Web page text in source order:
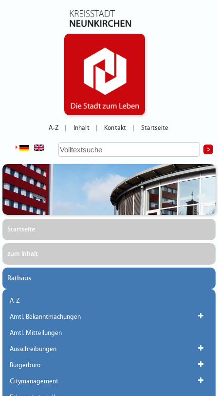
A-Z Inhalt Kontakt Startseite
Startseite
zum Inhalt
Rathaus
A-Z
Amtl. Bekanntmachungen
Amtl. Mitteilungen
Ausschreibungen
Bürgerbüro
Citymanagement